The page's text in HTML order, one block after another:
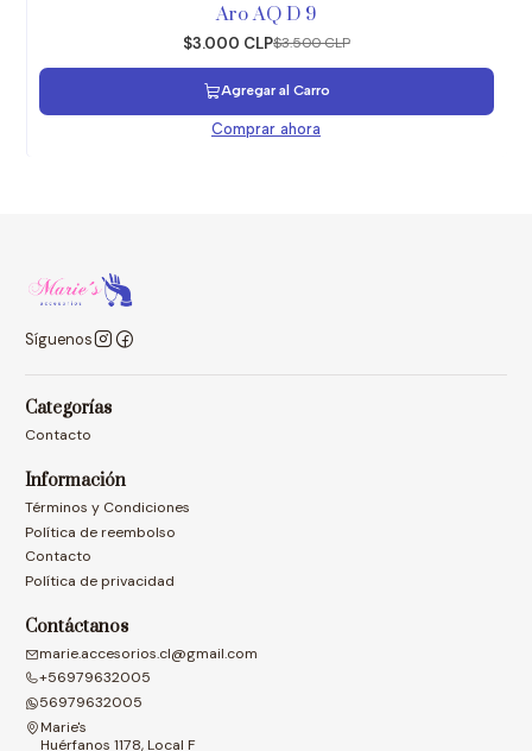
Aro AQ D 9
$3.000 CLP$3.500 CLP
Agregar al Carro
Comprar ahora
Síguenos
Categorías
Contacto
Información
Términos y Condiciones
Política de reembolso
Contacto
Política de privacidad
Contáctanos
marie.accesorios.cl@gmail.com
+56979632005
56979632005
Marie's
Huérfanos 1178, Local F